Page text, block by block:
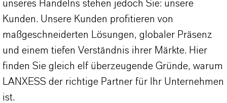
unseres Handelns stehen jedoch Sie: unsere
Kunden. Unsere Kunden profitieren von
maßgeschneiderten Lösungen, globaler Präsenz
und einem tiefen Verständnis ihrer Märkte. Hier
finden Sie gleich elf überzeugende Gründe, warum
LANXESS der richtige Partner für Ihr Unternehmen
ist.